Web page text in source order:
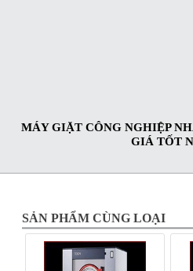
MÁY GIẶT CÔNG NGHIỆP
GIÁ TỐT
SẢN PHẨM CÙNG LOẠI